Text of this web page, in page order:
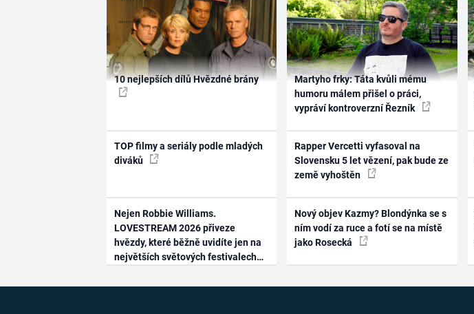
10 nejlepších dílů Hvězdné brány
TOP filmy a seriály podle mladých
diváků
Nejen Robbie Williams.
LOVESTREAM 2026 přiveze
hvězdy, které běžně uvidíte jen na
největších světových festivalech
Martyho frky: Táta kvůli mému
humoru málem přišel o práci,
vypráví kontroverzní Řezník
Rapper Vercetti vyfasoval na
Slovensku 5 let vězení, pak bude ze
země vyhoštěn
Nový objev Kazmy? Blondýnka se s
ním vodí za ruce a fotí se na místě
jako Rosecká